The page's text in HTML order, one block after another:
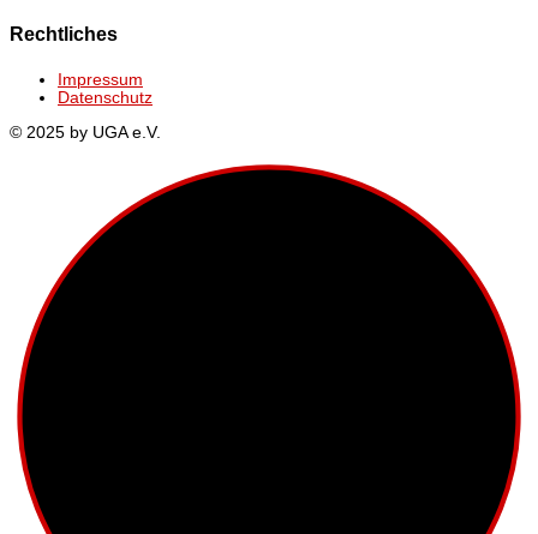
Rechtliches
Impressum
Datenschutz
© 2025 by UGA e.V.